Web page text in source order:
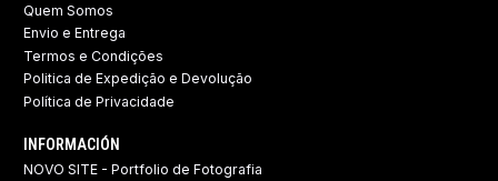
Quem Somos
Envio e Entrega
Termos e Condições
Politica de Expedição e Devolução ​
Política de Privacidade
INFORMACIÓN
NOVO SITE - Portfolio de Fotografia